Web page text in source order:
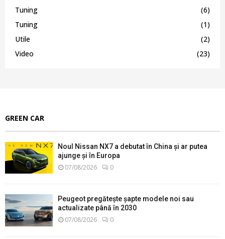
Tuning
(6)
Tuning
(1)
Utile
(2)
Video
(23)
GREEN CAR
Noul Nissan NX7 a debutat în China și ar putea
ajunge și în Europa
07/08/2026 0
Peugeot pregătește șapte modele noi sau
actualizate până în 2030
07/08/2026 0